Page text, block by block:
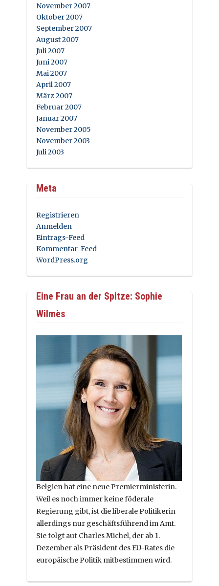
November 2007
Oktober 2007
September 2007
August 2007
Juli 2007
Juni 2007
Mai 2007
April 2007
März 2007
Februar 2007
Januar 2007
November 2005
November 2003
Juli 2003
Meta
Registrieren
Anmelden
Eintrags-Feed
Kommentar-Feed
WordPress.org
Eine Frau an der Spitze: Sophie
Wilmès
Belgien hat eine neue Premierministerin.
Weil es noch immer keine föderale
Regierung gibt, ist die liberale Politikerin
allerdings nur geschäftsführend im Amt.
Sie folgt auf Charles Michel, der ab 1.
Dezember als Präsident des EU-Rates die
europäische Politik mitbestimmen wird.